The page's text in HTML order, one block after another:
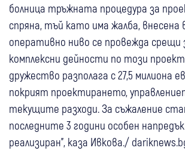
болница тръжната процедура за
спряна, тъй като има жалба, внесена
оперативно ниво се провежда срещи
комплексни дейности по този
дружество разполага с 27,5 милиона
покрият проектирането,
текущите разходи. За съжаление
последните 3 години особен
реализиран”, каза Ивкова./